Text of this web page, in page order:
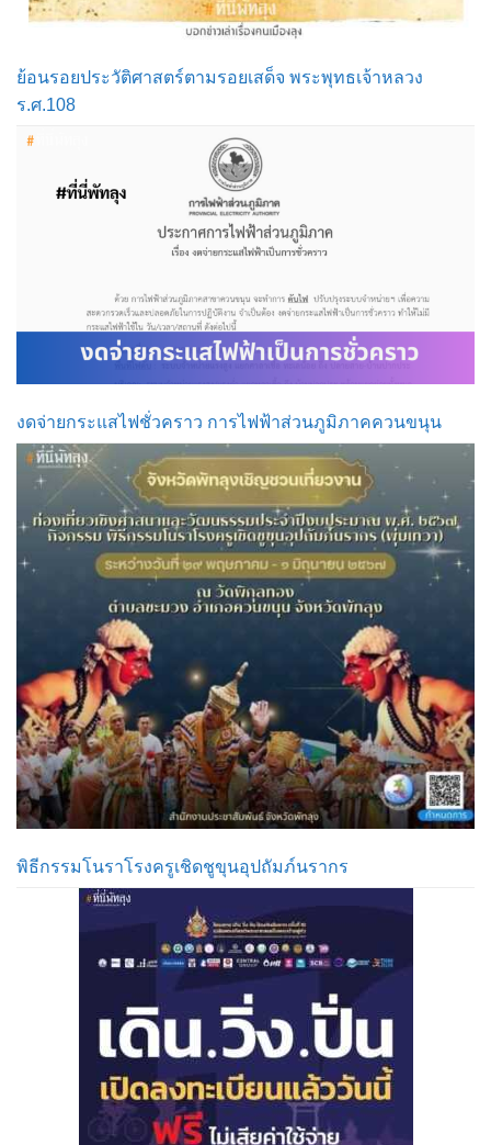
ย้อนรอยประวัติศาสตร์ตามรอยเสด็จ พระพุทธเจ้าหลวง
ร.ศ.108
งดจ่ายกระแสไฟชั่วคราว การไฟฟ้าส่วนภูมิภาคควนขนุน
พิธีกรรมโนราโรงครูเชิดชูขุนอุปถัมภ์นรากร